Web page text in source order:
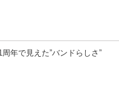
年で見えた”バンドらしさ”